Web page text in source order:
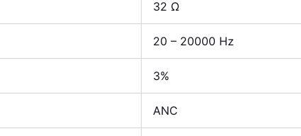
32 Ω
20 – 20000 Hz
3%
ANC